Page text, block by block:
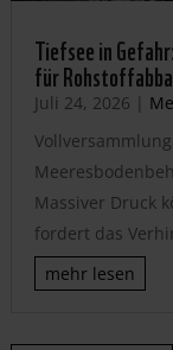
Tiefsee in
für
Juli 24, 2026 |
Massiver Druck
fordert das
mehr lesen